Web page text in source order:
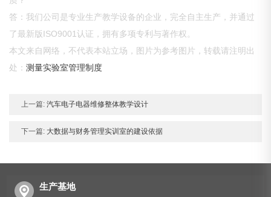
答：我们公司是专业生产教学设备的企业，完全自主生产，并通过
了最新版ISO9001认证，拥有多项专利与著作权。
本文来自网络，不代表本站立场，图片为参考图片，转载请注明出
处：测量实验室管理制度
上一篇: 汽车电子电器维修整体教学设计
下一篇: 大数据与财务管理实训室的建设依据
生产基地